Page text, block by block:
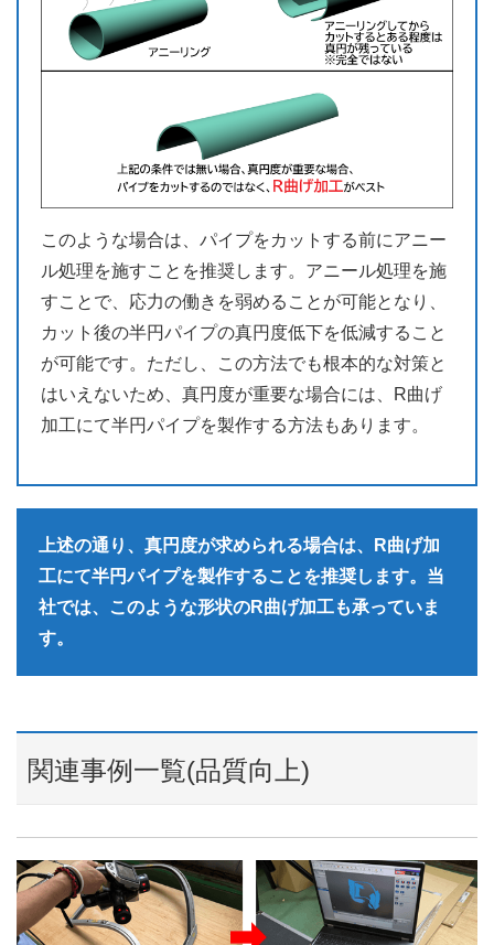
このような場合は、パイプをカットする前にアニー
ル処理を施すことを推奨します。アニール処理を施
すことで、応力の働きを弱めることが可能となり、
カット後の半円パイプの真円度低下を低減すること
が可能です。ただし、この方法でも根本的な対策と
はいえないため、真円度が重要な場合には、R曲げ
加工にて半円パイプを製作する方法もあります。
上述の通り、真円度が求められる場合は、R曲げ加
工にて半円パイプを製作することを推奨します。当
社では、このような形状のR曲げ加工も承っていま
す。
関連事例一覧(品質向上)